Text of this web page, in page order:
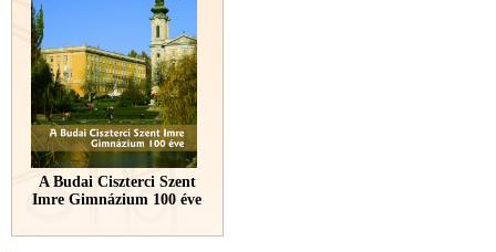
A Budai Ciszterci Szent
Imre Gimnázium 100 éve